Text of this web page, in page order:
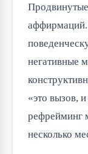
негативные
«это вызов,
рефрейминг
несколько